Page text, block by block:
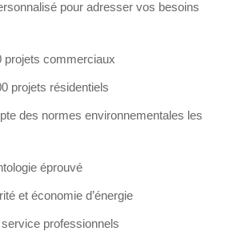
pour adresser vos besoins
projets commerciaux
projets résidentiels
des normes environnementales les
éprouvé
et économie d’énergie
professionnels